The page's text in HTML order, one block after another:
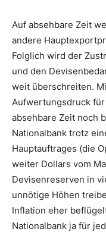
Auf absehbare Zeit
andere
Folglich wird der
und den
weit überschreiten.
Aufwertungsdruck
absehbare Zeit noch
Nationalbank trotz
Hauptauftrages (die
weiter Dollars vom
Devisenreserven in
unnötige Höhen
Inflation eher
Nationalbank ja für